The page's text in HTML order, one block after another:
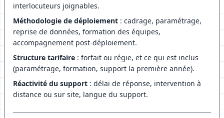
interlocuteurs joignables.
Méthodologie de déploiement : cadrage, paramétrage,
reprise de données, formation des équipes,
accompagnement post-déploiement.
Structure tarifaire : forfait ou régie, et ce qui est inclus
(paramétrage, formation, support la première année).
Réactivité du support : délai de réponse, intervention à
distance ou sur site, langue du support.